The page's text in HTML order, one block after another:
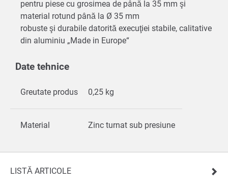
pentru piese cu grosimea de până la 35 mm şi
material rotund până la Ø 35 mm
robuste şi durabile datorită execuţiei stabile, calitative
din aluminiu „Made in Europe“
Date tehnice
Greutate produs 0,25 kg
Material Zinc turnat sub presiune
LISTĂ ARTICOLE